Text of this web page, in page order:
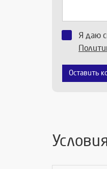
Я даю
Оставить